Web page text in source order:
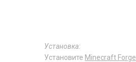
Установка:
Установите Minecraft Forge